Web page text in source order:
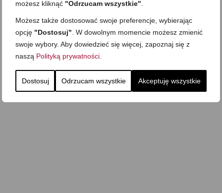
możesz kliknąć "Odrzucam wszystkie"
Możesz także dostosować swoje preferencje, wybierając
opcję "Dostosuj" . W dowolnym momencie możesz zmienić
swoje wybory. Aby dowiedzieć się więcej, zapoznaj się z
naszą Polityką prywatności
Dostosuj Odrzucam wszystkie Akceptuję wszystkie